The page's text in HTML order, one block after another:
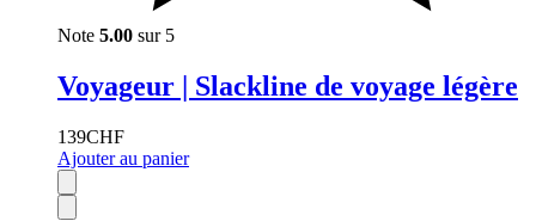
Note 5.00 sur 5
Voyageur | Slackline de voyage légère
139CHF
Ajouter au panier